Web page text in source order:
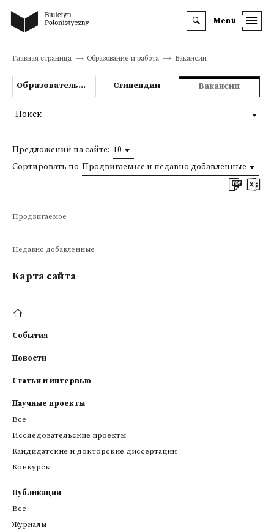
Menu
Главная страница Образование и работа Вакансии
Образовательные предложения Стипендии Вакансии
Предложений на сайте: 10
Сортировать по Продвигаемые и недавно добавленные
Продвигаемое
Недавно добавленные
Поиск
Kарта сайта
События
Новости
Статьи и интервью
Научные проекты
Все
Исследовательские проекты
Кандидатские и докторские диссертации
Конкурсы
Публикации
Все
Журналы